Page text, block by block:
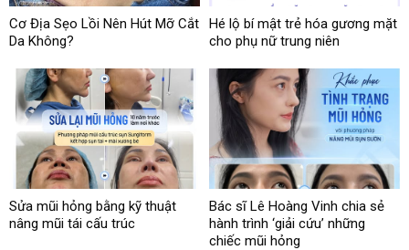
Cơ Địa Sẹo Lồi Nên Hút Mỡ Cắt
Da Không?
Hé lộ bí mật trẻ hóa gương mặt
cho phụ nữ trung niên
Sửa mũi hỏng bằng kỹ thuật
nâng mũi tái cấu trúc
Bác sĩ Lê Hoàng Vinh chia sẻ
hành trình ‘giải cứu’ những
chiếc mũi hỏng